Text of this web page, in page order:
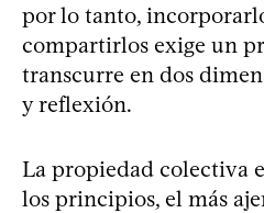
por lo tanto,
compartirlos exige un
transcurre en dos
y reflexión.
La propiedad colectiva
los principios, el más